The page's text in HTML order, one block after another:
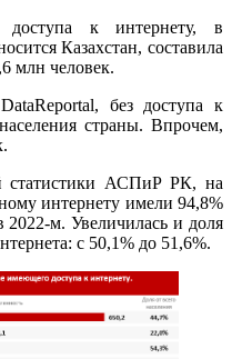
к интернету, в
Казахстан, составила
млн человек.
без доступа к
страны. Впрочем,
статистики АСПиР РК, на
интернету имели 94,8%
2022-м. Увеличилась и доля
с 50,1% до 51,6%.